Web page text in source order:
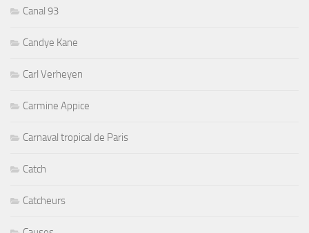
Canal 93
Candye Kane
Carl Verheyen
Carmine Appice
Carnaval tropical de Paris
Catch
Catcheurs